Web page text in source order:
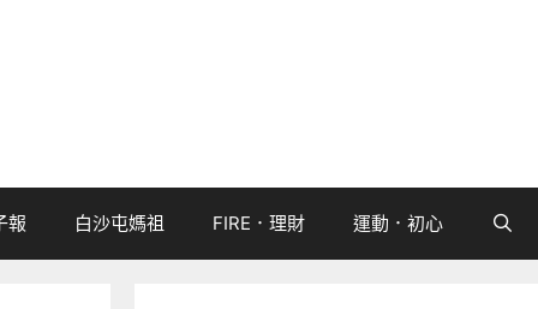
報 白沙屯媽祖 FIRE．理財 運動．初心